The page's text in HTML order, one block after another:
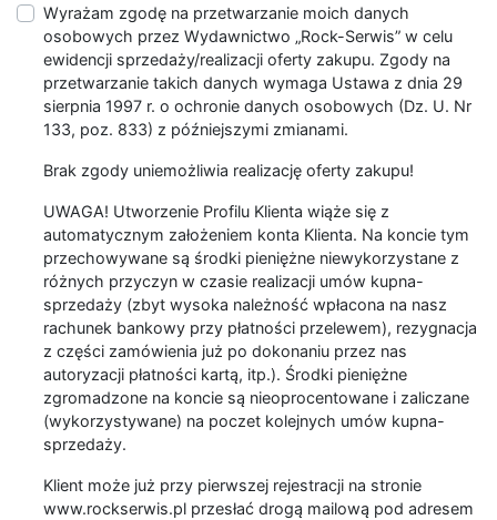
Wyrażam zgodę na przetwarzanie moich danych
osobowych przez Wydawnictwo „Rock-Serwis” w celu
ewidencji sprzedaży/realizacji oferty zakupu. Zgody na
przetwarzanie takich danych wymaga Ustawa z dnia 29
sierpnia 1997 r. o ochronie danych osobowych (Dz. U. Nr
133, poz. 833) z późniejszymi zmianami.
Brak zgody uniemożliwia realizację oferty zakupu!
UWAGA! Utworzenie Profilu Klienta wiąże się z
automatycznym założeniem konta Klienta. Na koncie tym
przechowywane są środki pieniężne niewykorzystane z
różnych przyczyn w czasie realizacji umów kupna-
sprzedaży (zbyt wysoka należność wpłacona na nasz
rachunek bankowy przy płatności przelewem), rezygnacja
z części zamówienia już po dokonaniu przez nas
autoryzacji płatności kartą, itp.). Środki pieniężne
zgromadzone na koncie są nieoprocentowane i zaliczane
(wykorzystywane) na poczet kolejnych umów kupna-
sprzedaży.
Klient może już przy pierwszej rejestracji na stronie
www.rockserwis.pl przesłać drogą mailową pod adresem